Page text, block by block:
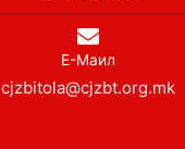
Е-Маил
cjzbitola@cjzbt.org.mk